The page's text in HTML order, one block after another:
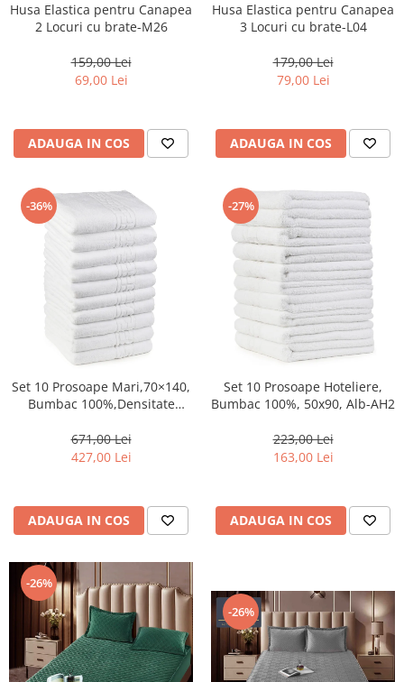
Husa Elastica pentru Canapea
2 Locuri cu brate-M26
159,00 Lei
69,00 Lei
ADAUGA IN COS
Husa Elastica pentru Canapea
3 Locuri cu brate-L04
179,00 Lei
79,00 Lei
ADAUGA IN COS
-36%
Set 10 Prosoape Mari,70×140,
Bumbac 100%,Densitate
671,00 Lei
427,00 Lei
ADAUGA IN COS
-27%
Set 10 Prosoape Hoteliere,
Bumbac 100%, 50x90, Alb-AH2
223,00 Lei
163,00 Lei
ADAUGA IN COS
-26%
-26%